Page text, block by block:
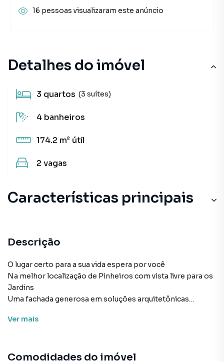
Detalhes do imóvel
3 quartos (3 suítes)
4 banheiros
174.2 m² útil
2 vagas
Características principais
Descrição
O lugar certo para a sua vida espera por você
Na melhor localização de Pinheiros com vista livre para os
Jardins
Uma fachada generosa em soluções arquitetônicas
de morar
que unem experiências de uso que se complementam
Ver mais
Comodidades do imóvel
16 pessoas visualizaram este anúncio